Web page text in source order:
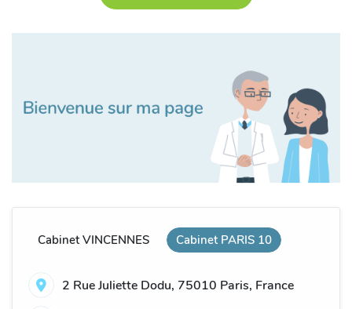
Cabinet VINCENNES Cabinet PARIS 10
2 Rue Juliette Dodu, 75010 Paris, France